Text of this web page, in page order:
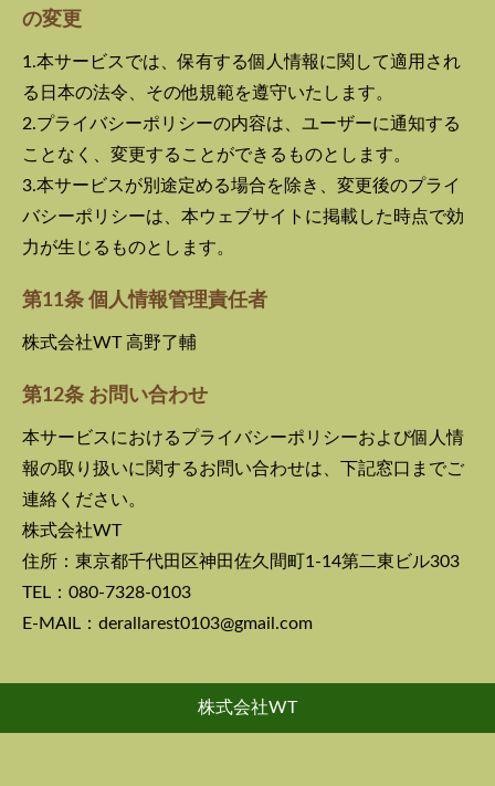
の変更
1.本サービスでは、保有する個人情報に関して適用され
る日本の法令、その他規範を遵守いたします。
2.プライバシーポリシーの内容は、ユーザーに通知する
ことなく、変更することができるものとします。
3.本サービスが別途定める場合を除き、変更後のプライ
バシーポリシーは、本ウェブサイトに掲載した時点で効
力が生じるものとします。
第11条 個人情報管理責任者
株式会社WT 高野了輔
第12条 お問い合わせ
本サービスにおけるプライバシーポリシーおよび個人情
報の取り扱いに関するお問い合わせは、下記窓口までご
連絡ください。
株式会社WT
住所：東京都千代田区神田佐久間町1-14第二東ビル303
TEL：080-7328-0103
E-MAIL：derallarest0103@gmail.com
株式会社WT